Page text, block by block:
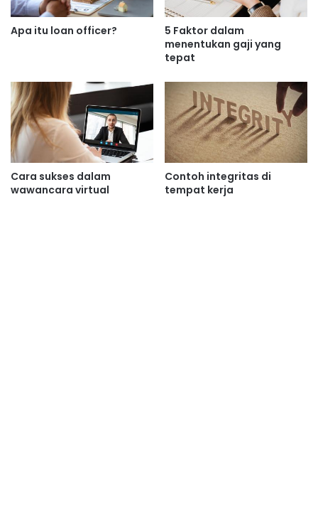
Apa itu loan officer?
5 Faktor dalam
menentukan gaji yang
tepat
Cara sukses dalam
wawancara virtual
Contoh integritas di
tempat kerja